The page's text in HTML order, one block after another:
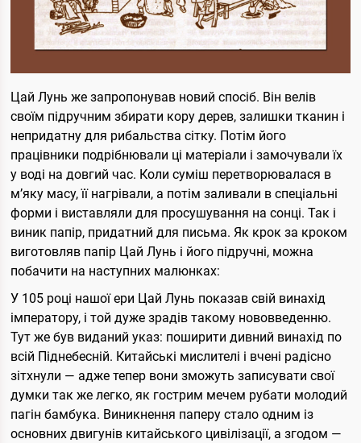
Цай Лунь же запропонував новий спосіб. Він велів
своїм підручним збирати кору дерев, залишки тканин і
непридатну для рибальства сітку. Потім його
працівники подрібнювали ці матеріали і замочували їх
у воді на довгий час. Коли суміш перетворювалася в
м’яку масу, її нагрівали, а потім заливали в спеціальні
форми і виставляли для просушування на сонці. Так і
виник папір, придатний для письма. Як крок за кроком
виготовляв папір Цай Лунь і його підручні, можна
побачити на наступних малюнках:
У 105 році нашої ери Цай Лунь показав свій винахід
імператору, і той дуже зрадів такому нововведенню.
Тут же був виданий указ: поширити дивний винахід по
всій Піднебесній. Китайські мислителі і вчені радісно
зітхнули — адже тепер вони зможуть записувати свої
думки так же легко, як гострим мечем рубати молодий
пагін бамбука. Виникнення паперу стало одним із
основних двигунів китайського цивілізації, а згодом —